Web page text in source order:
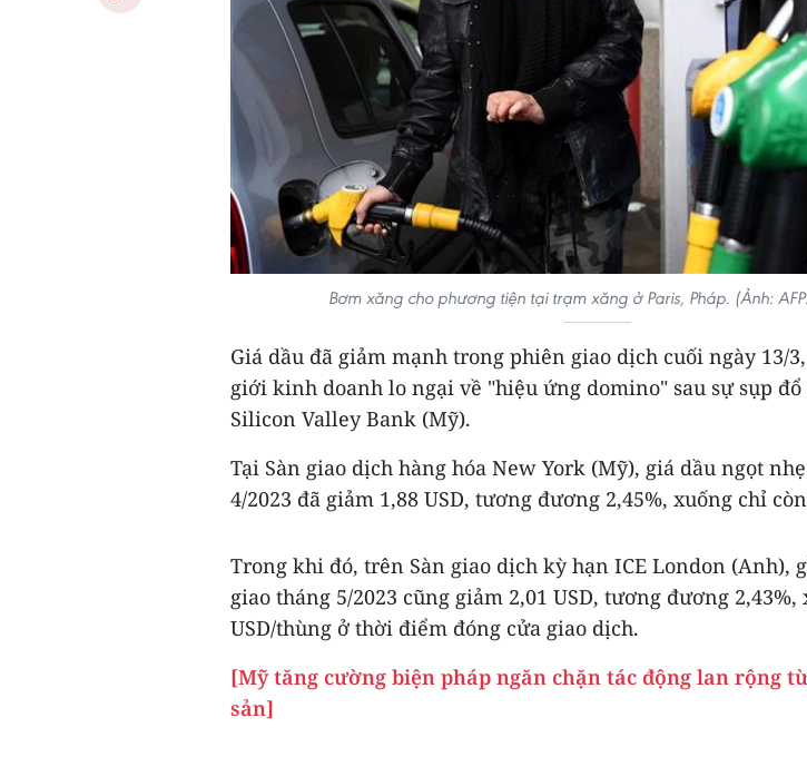
Bơm xăng cho phương tiện tại trạm xăng ở Paris, Pháp. (Ảnh:
Giá dầu đã giảm mạnh trong phiên giao dịch cuối ngày 13/
giới kinh doanh lo ngại về "hiệu ứng domino" sau sự sụp đổ
Silicon Valley Bank (Mỹ).
Tại Sàn giao dịch hàng hóa New York (Mỹ), giá dầu ngọt
4/2023 đã giảm 1,88 USD, tương đương 2,45%, xuống chỉ
Trong khi đó, trên Sàn giao dịch kỳ hạn ICE London (Anh),
giao tháng 5/2023 cũng giảm 2,01 USD, tương đương 2,43%,
USD/thùng ở thời điểm đóng cửa giao dịch.
[Mỹ tăng cường biện pháp ngăn chặn tác động lan rộng
sản]